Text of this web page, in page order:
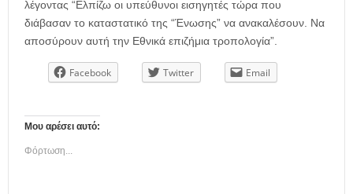
λέγοντας “Ελπίζω οι υπεύθυνοι εισηγητές τώρα που
διάβασαν το καταστατικό της “Ένωσης” να ανακαλέσουν. Να
αποσύρουν αυτή την Εθνικά επιζήμια τροπολογία”.
Facebook Twitter Email
Μου αρέσει αυτό:
Φόρτωση...